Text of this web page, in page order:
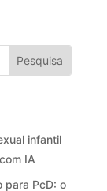
infantil
IA
para PcD: o